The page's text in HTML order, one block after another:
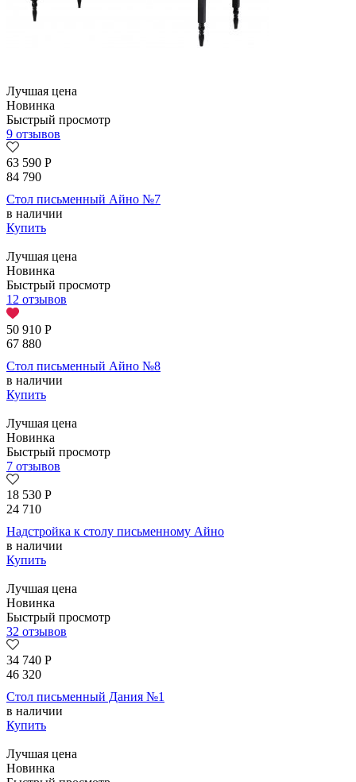
Лучшая цена
Новинка
Быстрый просмотр
9 отзывов
63 590 Р
84 790
Стол письменный Айно №7
в наличии
Купить
Лучшая цена
Новинка
Быстрый просмотр
12 отзывов
50 910 Р
67 880
Стол письменный Айно №8
в наличии
Купить
Лучшая цена
Новинка
Быстрый просмотр
7 отзывов
18 530 Р
24 710
Надстройка к столу письменному Айно
в наличии
Купить
Лучшая цена
Новинка
Быстрый просмотр
32 отзывов
34 740 Р
46 320
Стол письменный Дания №1
в наличии
Купить
Лучшая цена
Новинка